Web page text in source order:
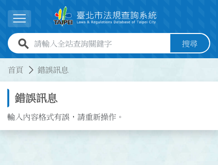
展開選單
全站查詢關鍵字欄位 搜尋
首頁 錯誤訊息
錯誤訊息
輸入內容格式有誤，請重新操作。